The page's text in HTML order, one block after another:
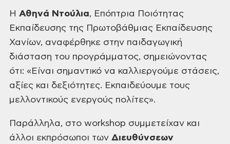
Η Αθηνά Ντούλια, Επόπτρια Ποιότητας
Εκπαίδευσης της Πρωτοβάθμιας Εκπαίδευσης
Χανίων, αναφέρθηκε στην παιδαγωγική
διάσταση του προγράμματος, σημειώνοντας
ότι: «Είναι σημαντικό να καλλιεργούμε στάσεις,
αξίες και δεξιότητες. Εκπαιδεύουμε τους
μελλοντικούς ενεργούς πολίτες».
Παράλληλα, στο workshop συμμετείχαν και
άλλοι εκπρόσωποι των Διευθύνσεων